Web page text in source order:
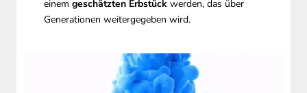
einem geschätzten Erbstück werden, das über
Generationen weitergegeben wird.